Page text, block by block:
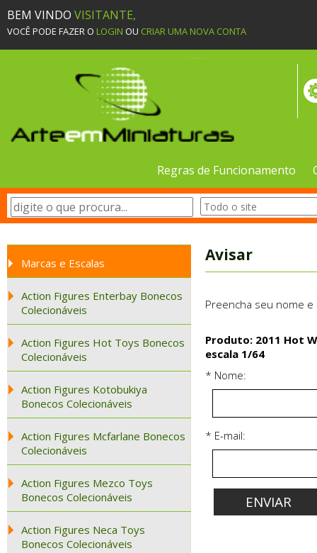
BEM VINDO VISITANTE,
VOCÊ PODE FAZER O LOGIN OU CRIAR UMA NOVA CONTA
Regras de Funcionamento
Marcas e Escalas
Action Figures Enterbay Bonecos
Colecionáveis
Action Figures Hot Toys Bonecos
Colecionáveis
Action Figures Kotobukiya
Bonecos Colecionáveis
Action Figures Mcfarlane Bonecos
Colecionáveis
Action Figures Mezco Toys
Bonecos Colecionáveis
Action Figures Neca Toys
Bonecos Colecionáveis
Avisar
Preencha seu nome
Produto: 2011 Hot
escala 1/64
* Nome:
* E-mail: